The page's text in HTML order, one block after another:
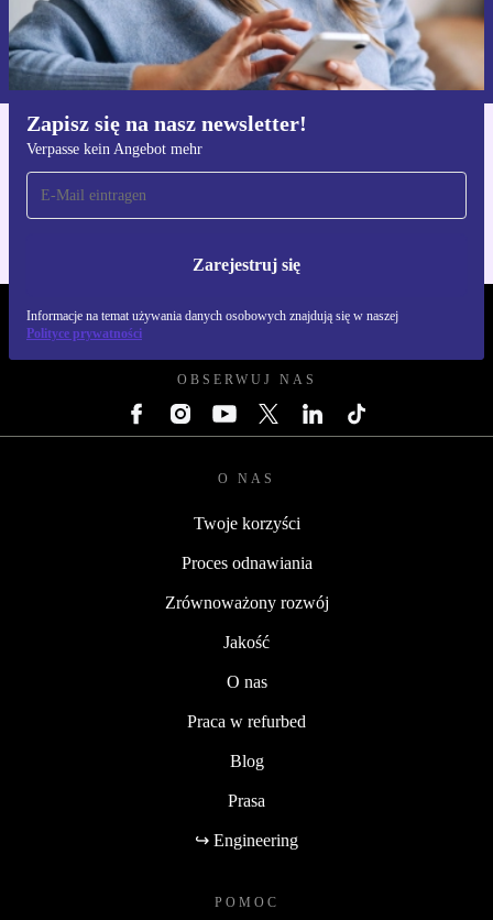
Zapisz się na nasz newsletter!
Verpasse kein Angebot mehr
Zarejestruj się
Informacje na temat używania danych osobowych znajdują się w naszej
Polityce prywatności
Zarejestruj się
Informacje na temat używania danych osobowych znajdują się w
naszejPolityce prywatności
Pobierz aplikację refurbed
Dla iOS i Android
REFURBED POLSKA - RETHINK NEW.
OBSERWUJ NAS
O NAS
Twoje korzyści
Proces odnawiania
Zrównoważony rozwój
Jakość
O nas
Praca w refurbed
Blog
Prasa
↪ Engineering
POMOC